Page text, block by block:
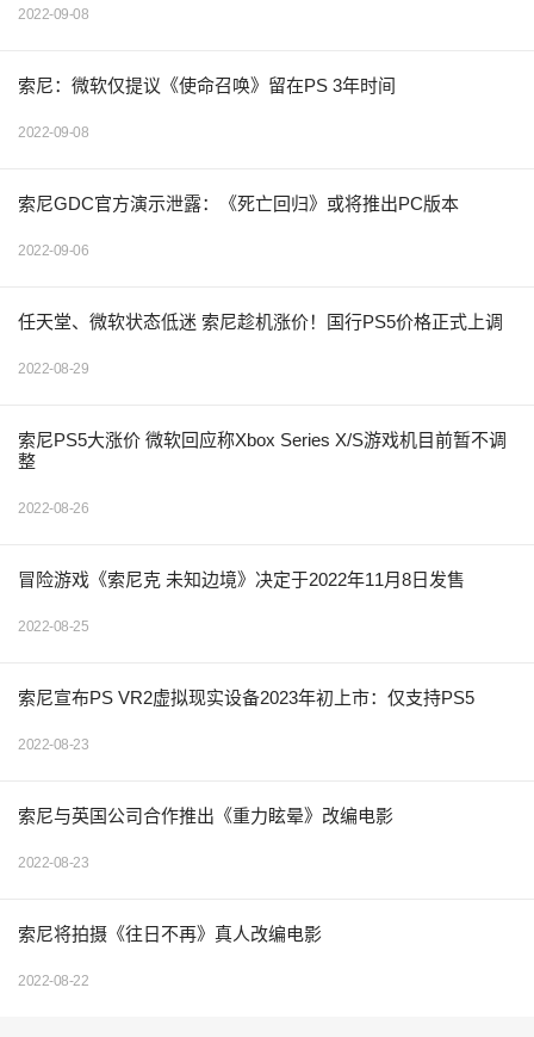
2022-09-08
索尼：微软仅提议《使命召唤》留在PS 3年时间
2022-09-08
索尼GDC官方演示泄露：《死亡回归》或将推出PC版本
2022-09-06
任天堂、微软状态低迷 索尼趁机涨价！国行PS5价格正式上调
2022-08-29
索尼PS5大涨价 微软回应称Xbox Series X/S游戏机目前暂不调
整
2022-08-26
冒险游戏《索尼克 未知边境》决定于2022年11月8日发售
2022-08-25
索尼宣布PS VR2虚拟现实设备2023年初上市：仅支持PS5
2022-08-23
索尼与英国公司合作推出《重力眩晕》改编电影
2022-08-23
索尼将拍摄《往日不再》真人改编电影
2022-08-22